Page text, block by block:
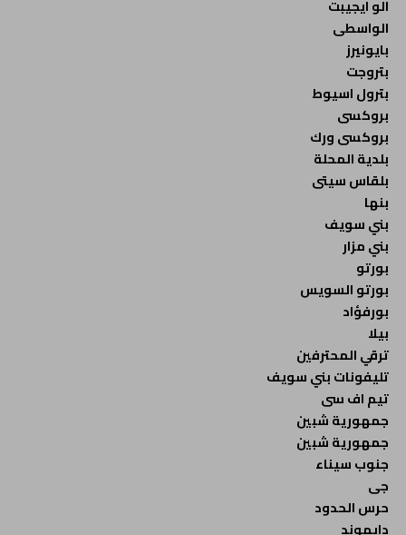
الو ايجيبت
الواسطى
بايونيرز
بتروجت
بترول اسيوط
بروكسى
بروكسى ورك
بلدية المحلة
بلقاس سيتى
بنها
بني سويف
بني مزار
بورتو
بورتو السويس
بورفؤاد
بيلا
ترقي المحترفين
تليفونات بني سويف
تيم اف سى
جمهورية شبين
جمهورية شبين
جنوب سيناء
جى
حرس الحدود
دايموند